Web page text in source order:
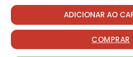
Fuel filt oring PN: 3036050
ADICIONAR AO
COMPRAR